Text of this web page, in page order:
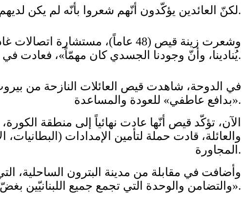
لكنّ العائدين يؤكّدون أنّهم شعروا بأنّه لم يكن لديهم خيار آخر، حتى مع بقاء اتفاق وقف إطلاق النار بين إسرائيل و»حزب الله» هشاً.
يُنادينا، وأنّ وجودنا الجسدي كان مهمّاً»، فعادت في تشرين الأول.
في الدوحة، شاهدت قيص العائلات النازحة من
«بدافع عاطفي» للعودة والمساعدة.
والعائلة، قادت حملة لتأمين الإمدادات
المجاورة.
وأضافت في مقابلة من مدينة البترون الساحلية،
والتضامن والوحدة التي تجمع جميع اللبنانيّين بغضّ النظر عن منطقتهم أو دينهم. يستحق لبنان رؤية أكثر إشراقاً ومستقبلاً أفضل».